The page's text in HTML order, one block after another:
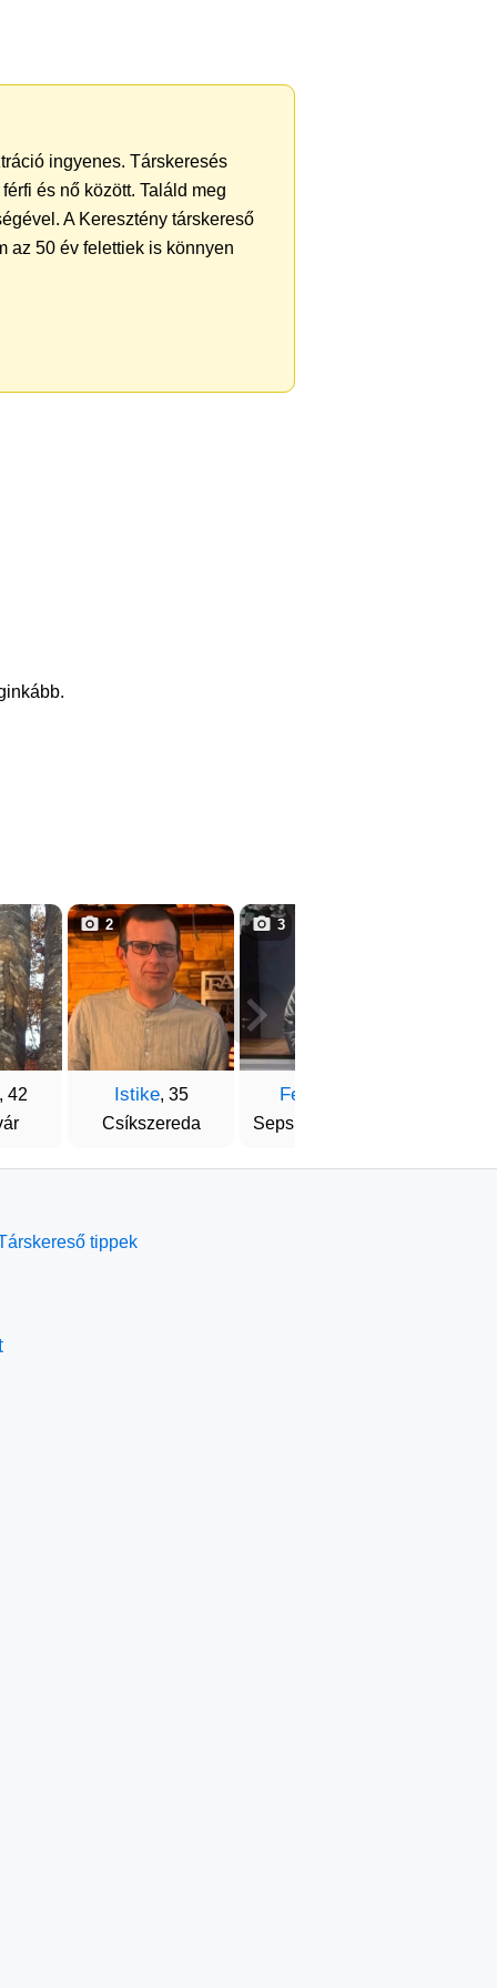
ingyenes. Társkeresés
és nő között. Találd meg
A Keresztény társkereső
az 50 év felettiek is könnyen
42
Istike, 35
Csíkszereda
2
Ferenc
Sepsiszentgyörgy
3
tippek